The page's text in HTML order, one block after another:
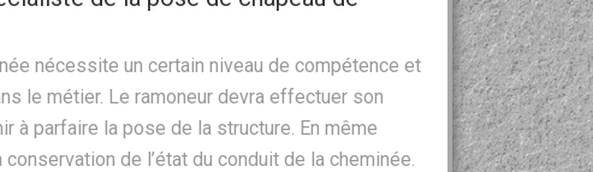
nécessite un certain niveau de compétence et
le métier. Le ramoneur devra effectuer son
à parfaire la pose de la structure. En même
de l’état du conduit de la cheminée.